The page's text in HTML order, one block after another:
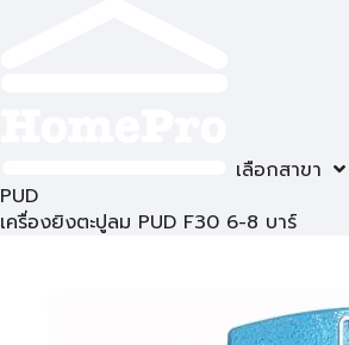
เลือกสาขา
PUD
เครื่องยิงตะปูลม PUD F30 6-8 บาร์